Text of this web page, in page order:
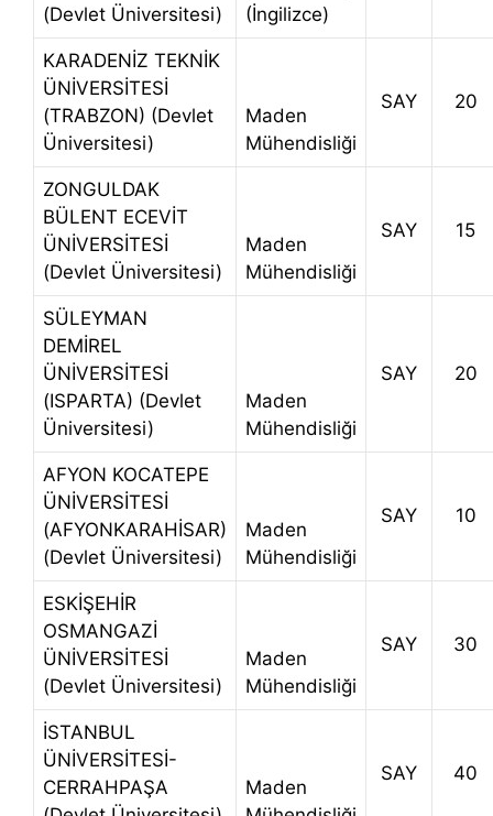
(Devlet Üniversitesi)
(İngilizce)
KARADENİZ TEKNİK
ÜNİVERSİTESİ
(TRABZON) (Devlet
Üniversitesi)
Maden
Mühendisliği
SAY 20
ZONGULDAK
BÜLENT ECEVİT
ÜNİVERSİTESİ
(Devlet Üniversitesi)
Maden
Mühendisliği
SAY 15
SÜLEYMAN
DEMİREL
ÜNİVERSİTESİ
(ISPARTA) (Devlet
Üniversitesi)
Maden
Mühendisliği
SAY 20
AFYON KOCATEPE
ÜNİVERSİTESİ
(AFYONKARAHİSAR)
(Devlet Üniversitesi)
Maden
Mühendisliği
SAY 10
ESKİŞEHİR
OSMANGAZİ
ÜNİVERSİTESİ
(Devlet Üniversitesi)
Maden
Mühendisliği
SAY 30
İSTANBUL
ÜNİVERSİTESİ-
CERRAHPAŞA
Maden
SAY 40